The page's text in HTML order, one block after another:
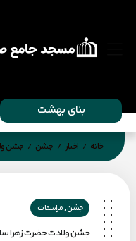
بنای بهشت
خانه / اخبار / جشن / جشن
جشن,مراسمات
جشن ولادت حضرت زهرا